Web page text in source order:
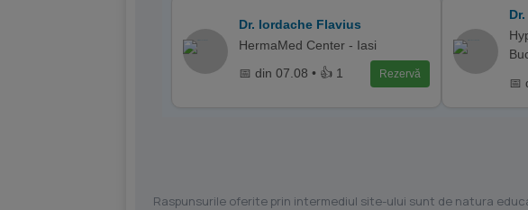
Dr. Iordache Flavius
HermaMed Center - Iasi
📅 din 07.08 • 👍 1
Rezervă
📅
Raspunsurile oferite prin intermediul site-ului sunt de natura